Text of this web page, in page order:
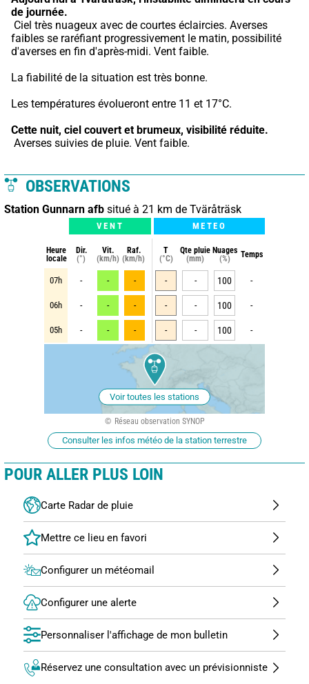
de journée.
faibles se raréfiant progressivement le matin, possibilité
d'averses en fin d'après-midi. Vent faible.
La fiabilité de la situation est très bonne.
Les températures évolueront entre 11 et 17°C.
Cette nuit, ciel couvert et brumeux, visibilité réduite.
Averses suivies de pluie. Vent faible.
OBSERVATIONS
Station Gunnarn afb situé à 21 km de Tväråträsk
VENT METEO
Heure
locale
Dir.
(°)
Vit.
(km/h)
Raf.
(km/h)
T
(°C)
Qte pluie
(mm)
Nuages
(%)
Temps
07h - - - - - 100 -
06h - - - - - 100 -
05h - - - - - 100 -
Voir toutes les stations
Réseau observation SYNOP
Consulter les infos météo de la station terrestre
POUR ALLER PLUS LOIN
Carte Radar de pluie
Configurer un météomail
Configurer une alerte
Personnaliser l'affichage de mon bulletin
Réservez une consultation avec un prévisionniste